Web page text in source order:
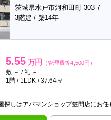
茨城県水戸市河和田町 303-7
3階建 / 築14年
5.55 万円 （管理費等4,500円）
敷 － / 礼 －
1階 / 1LDK / 37.64㎡
探しはアパマンショップ笠間店にお任